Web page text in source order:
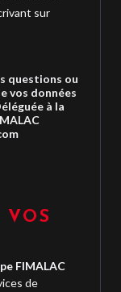
sur
questions ou
vos données
à la
VOS
FIMALAC
de